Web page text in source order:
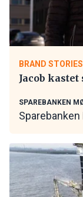
BRAND STORIES
Jacob
SPAREBANKEN
Sparebanken